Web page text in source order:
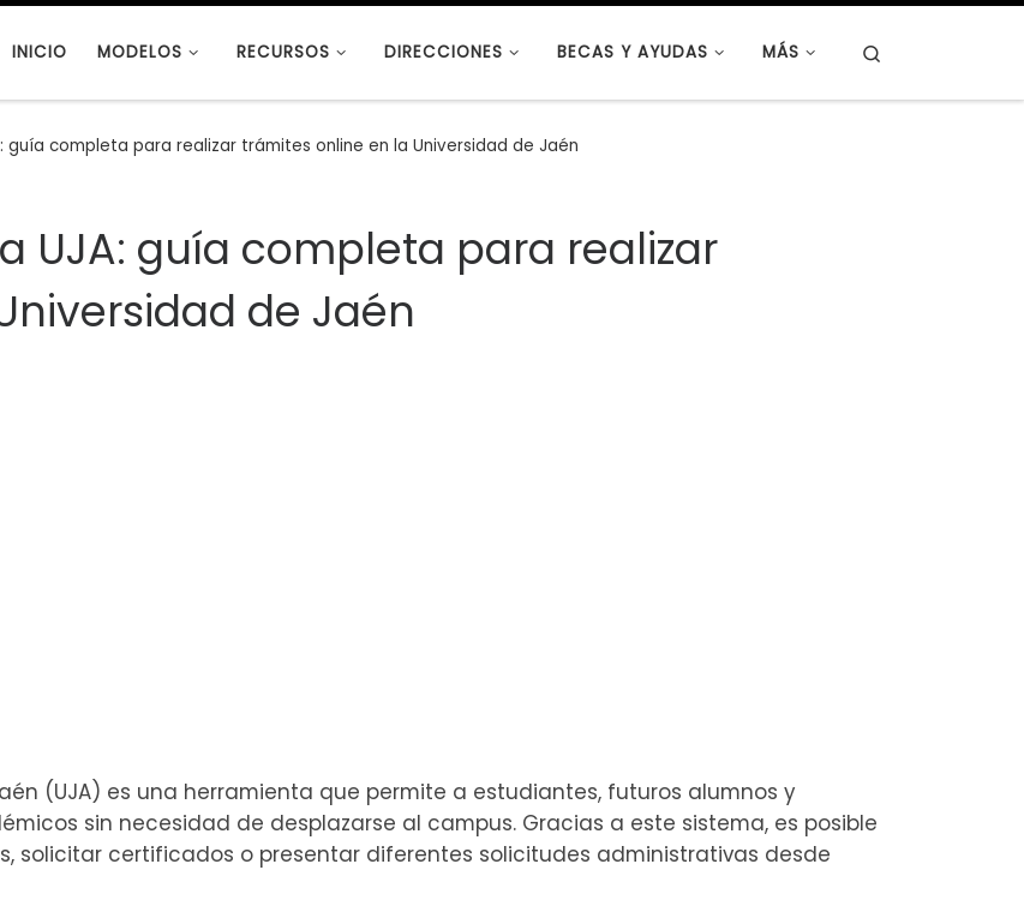
INICIO MODELOS RECURSOS DIRECCIONES BECAS Y AYUDAS MÁS
guía completa para realizar trámites online en la Universidad de Jaén
UJA: guía completa para realizar
de Jaén
(UJA) es una herramienta que permite a estudiantes, futuros alumnos y
sin necesidad de desplazarse al campus. Gracias a este sistema, es posible
solicitar certificados o presentar diferentes solicitudes administrativas desde